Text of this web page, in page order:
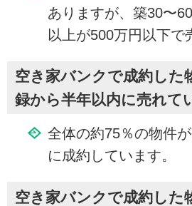
ありますが、築30〜
以上が500万円以下で
空き家バンクで成約した
録から半年以内に売れて
全体の約75％の物件
に成約しています。
空き家バンクで成約した